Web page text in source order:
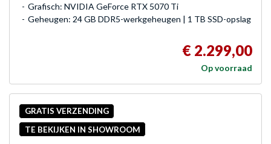
Grafisch: NVIDIA GeForce RTX 5070 Ti
Geheugen: 24 GB DDR5-werkgeheugen | 1 TB SSD-opslag
€ 2.299,00
Op voorraad
GRATIS VERZENDING
TE BEKIJKEN IN SHOWROOM